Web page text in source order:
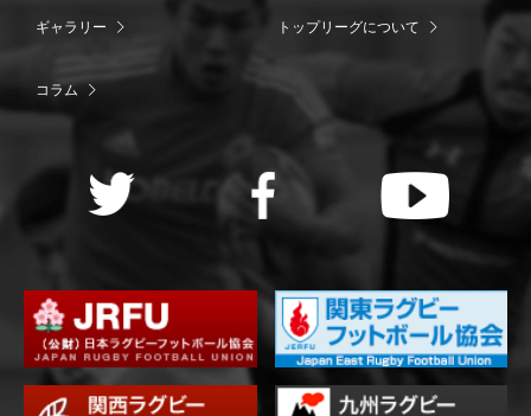
ギャラリー トップリーグについて
コラム